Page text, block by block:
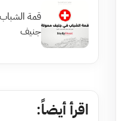
جنيف
اقرأ أيضاً: